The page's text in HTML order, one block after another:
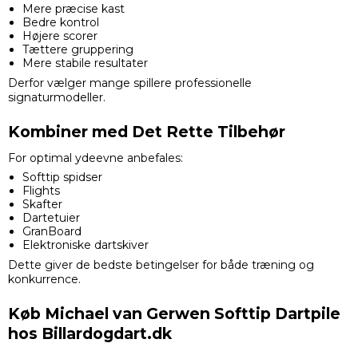
Mere præcise kast
Bedre kontrol
Højere scorer
Tættere gruppering
Mere stabile resultater
Derfor vælger mange spillere professionelle
signaturmodeller.
Kombiner med Det Rette Tilbehør
For optimal ydeevne anbefales:
Softtip spidser
Flights
Skafter
Dartetuier
GranBoard
Elektroniske dartskiver
Dette giver de bedste betingelser for både træning og
konkurrence.
Køb Michael van Gerwen Softtip Dartpile
hos Billardogdart.dk